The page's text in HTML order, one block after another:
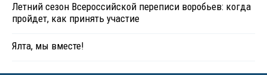
Летний сезон Всероссийской переписи воробьев: когда
пройдет, как принять участие
Ялта, мы вместе!